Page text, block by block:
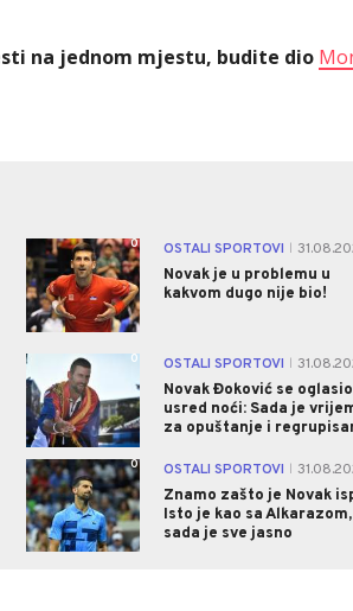
na jednom mjestu, budite dio
0 OSTALI SPORTOVI
Novak je u problemu u
kakvom dugo nije bio!
0 OSTALI SPORTOVI
Novak Đoković se oglasio
usred noći: Sada je
za opuštanje i
0 OSTALI SPORTOVI
Znamo zašto je Novak
Isto je kao sa Alkarazom,
sada je sve jasno